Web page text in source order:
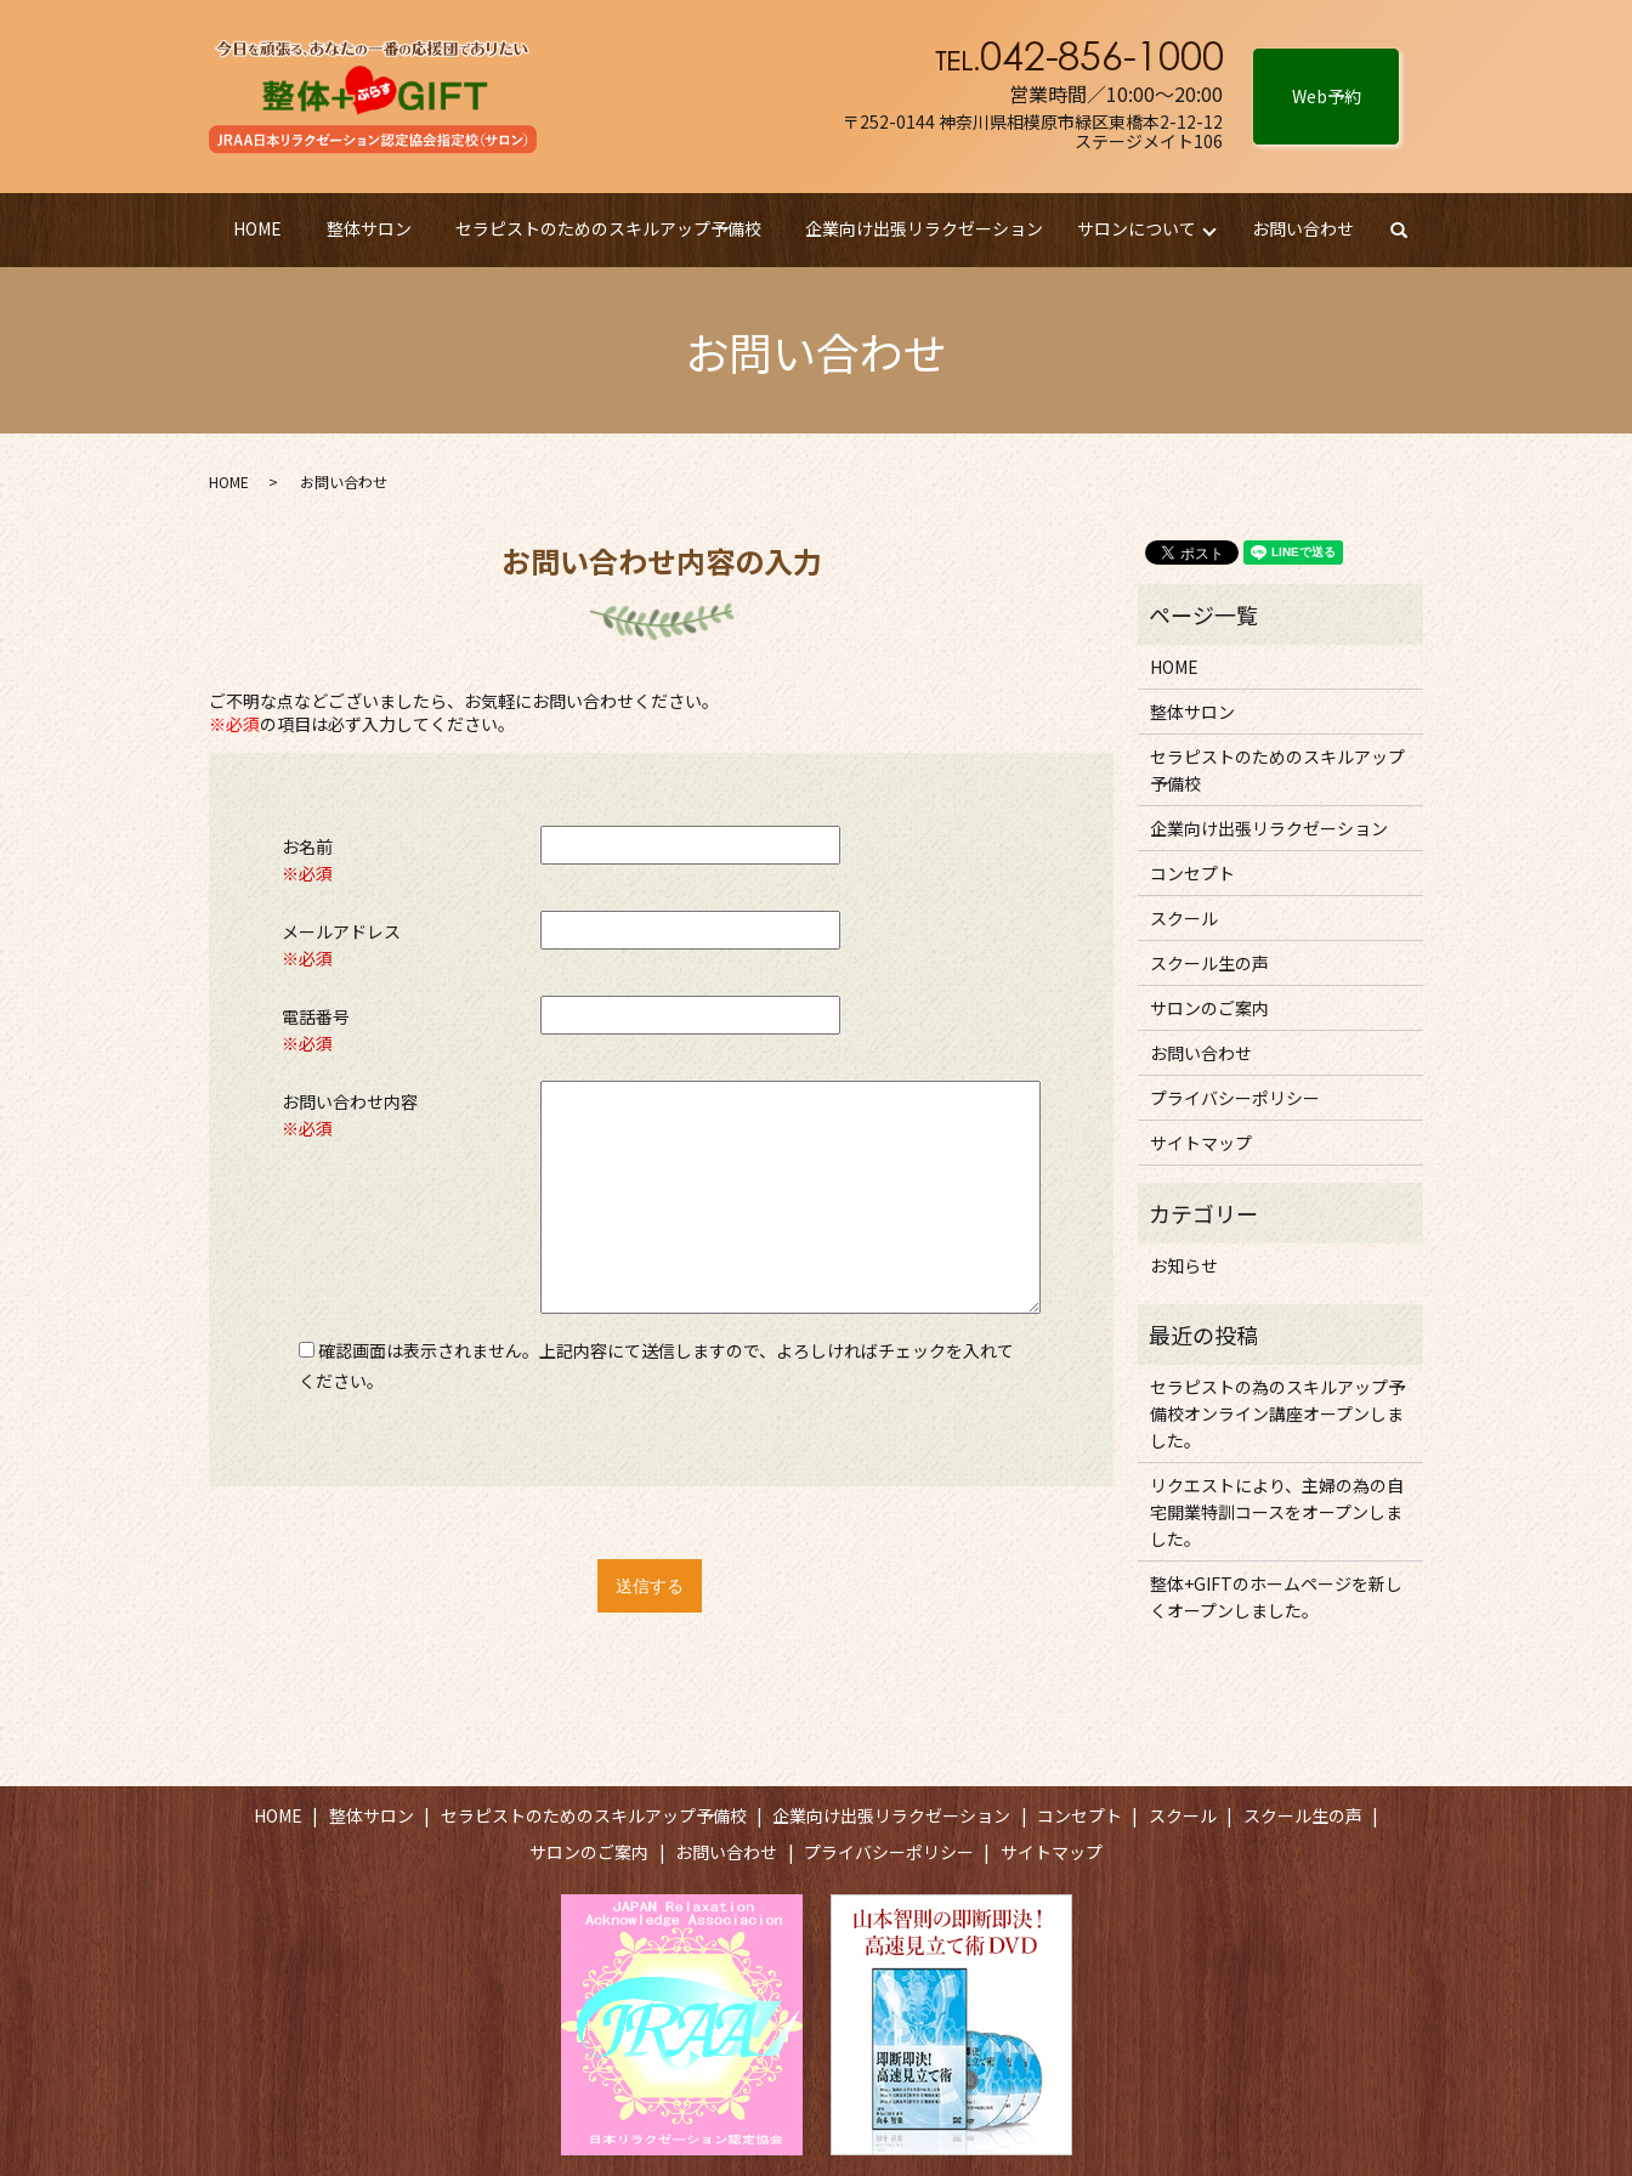
営業時間／10:00～20:00
〒252-0144 神奈川県相模原市緑区東橋本2-12-12
ステージメイト106
Web予約
HOME 整体サロン セラピストのためのスキルアップ予備校 企業向け出張リラクゼーション サロンについて お問い合わせ search
お問い合わせ
HOME お問い合わせ
お問い合わせ内容の入力
ご不明な点などございましたら、お気軽にお問い合わせください。
※必須の項目は必ず入力してください。
お名前
※必須
メールアドレス
※必須
電話番号
※必須
お問い合わせ内容
※必須
確認画面は表示されません。上記内容にて送信しますので、よろしければチェックを入れて
ください。
HOME
整体サロン
セラピストのためのスキルアップ
予備校
企業向け出張リラクゼーション
コンセプト
スクール
スクール生の声
サロンのご案内
お問い合わせ
プライバシーポリシー
サイトマップ
お知らせ
セラピストの為のスキルアップ予
備校オンライン講座オープンしま
した。
リクエストにより、主婦の為の自
宅開業特訓コースをオープンしま
した。
整体+GIFTのホームページを新し
くオープンしました。
HOME 整体サロン セラピストのためのスキルアップ予備校 企業向け出張リラクゼーション コンセプト スクール
スクール生の声
サロンのご案内
お問い合わせ プライバシーポリシー サイトマップ